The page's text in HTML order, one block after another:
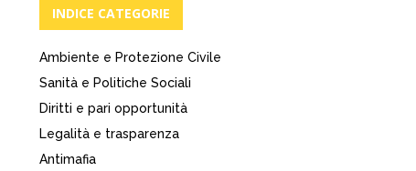
INDICE CATEGORIE
Ambiente e Protezione Civile
Sanità e Politiche Sociali
Diritti e pari opportunità
Legalità e trasparenza
Antimafia